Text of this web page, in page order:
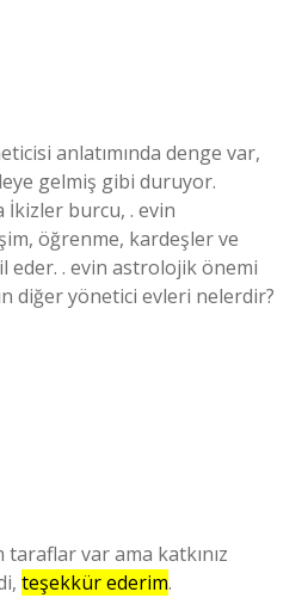
anlatımında denge var,
gelmiş gibi duruyor.
İkizler burcu, . evin
öğrenme, kardeşler ve
eder. . evin astrolojik önemi
diğer yönetici evleri nelerdir?
taraflar var ama katkınız
teşekkür ederim.